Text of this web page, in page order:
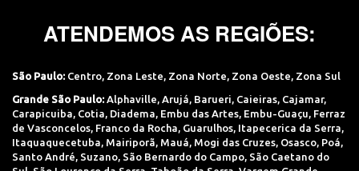
ATENDEMOS AS REGIÕES:
São Paulo: Centro, Zona Leste, Zona Norte, Zona Oeste, Zona Sul
Grande São Paulo: Alphaville Arujá Barueri Caieiras Cajamar,
Carapicuiba Cotia Diadema Embu das Artes Embu-Guaçu Ferraz
de Vasconcelos Franco da Rocha Guarulhos Itapecerica da Serra
Itaquaquecetuba Mairiporã Mauá Mogi das Cruzes Osasco Poá
Santo André Suzano São Bernardo do Campo São Caetano do